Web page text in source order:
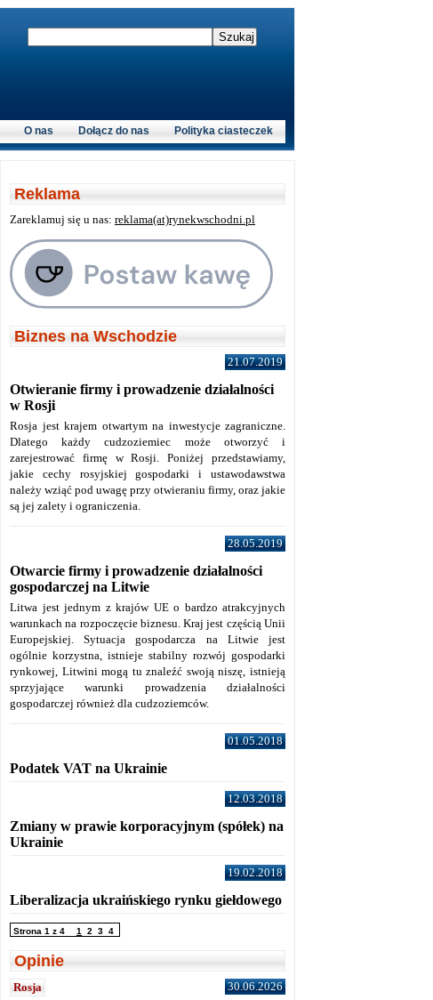
Polityka ciasteczek
Dołącz do nas
O nas
Reklama
Zareklamuj się u nas: reklama(at)rynekwschodni.pl
Biznes na Wschodzie
21.07.2019
Otwieranie firmy i prowadzenie działalności
w Rosji
Rosja jest krajem otwartym na inwestycje zagraniczne.
Dlatego każdy cudzoziemiec może otworzyć i
zarejestrować firmę w Rosji. Poniżej przedstawiamy,
jakie cechy rosyjskiej gospodarki i ustawodawstwa
należy wziąć pod uwagę przy otwieraniu firmy, oraz jakie
są jej zalety i ograniczenia.
28.05.2019
Otwarcie firmy i prowadzenie działalności
gospodarczej na Litwie
Litwa jest jednym z krajów UE o bardzo atrakcyjnych
warunkach na rozpoczęcie biznesu. Kraj jest częścią Unii
Europejskiej. Sytuacja gospodarcza na Litwie jest
ogólnie korzystna, istnieje stabilny rozwój gospodarki
rynkowej, Litwini mogą tu znaleźć swoją niszę, istnieją
sprzyjające warunki prowadzenia działalności
gospodarczej również dla cudzoziemców.
01.05.2018
Podatek VAT na Ukrainie
12.03.2018
Zmiany w prawie korporacyjnym (spółek) na
Ukrainie
19.02.2018
Liberalizacja ukraińskiego rynku giełdowego
Strona 1 z 4 1 2 3 4
Opinie
Rosja 30.06.2026